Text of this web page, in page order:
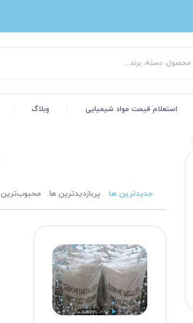
استعلام قیمت مواد شیمیایی وبلاگ
جدیدترین ها پربازدیدترین ها محبوب‌‌ترین